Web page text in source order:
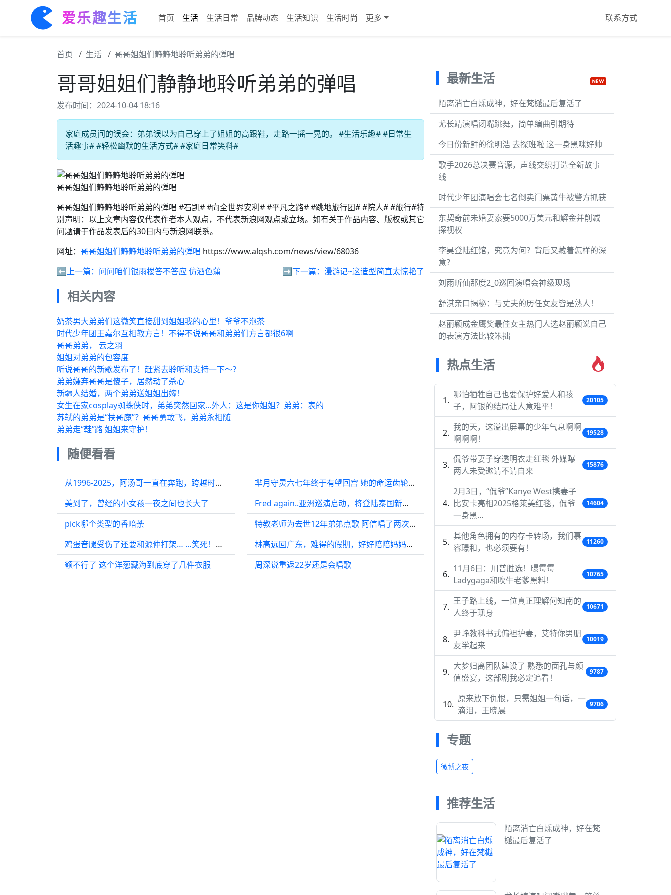
爱乐趣生活 首页 生活 生活日常 品牌动态 生活知识 生活时尚 更多 联系方式
首页 生活 哥哥姐姐们静静地聆听弟弟的弹唱
哥哥姐姐们静静地聆听弟弟的弹唱
发布时间：2024-10-04 18:16
家庭成员间的误会：弟弟误以为自己穿上了姐姐的高跟鞋，走路一摇一晃的。 #生活乐趣# #日常生
活趣事# #轻松幽默的生活方式# #家庭日常笑料#
哥哥姐姐们静静地聆听弟弟的弹唱
哥哥姐姐们静静地聆听弟弟的弹唱 #石凯# #向全世界安利# #平凡之路# #跳地旅行团# #院人# #旅行#特
别声明：以上文章内容仅代表作者本人观点，不代表新浪网观点或立场。如有关于作品内容、版权或其它
问题请于作品发表后的30日内与新浪网联系。
网址： 哥哥姐姐们静静地聆听弟弟的弹唱 https://www.alqsh.com/news/view/68036
⬅️上一篇： 问问咱们银雨楼答不答应 仿酒色蒲 ➡️下一篇： 漫游记~这造型简直太惊艳了
相关内容
奶茶男大弟弟们这微笑直接甜到姐姐我的心里！爷爷不泡茶
时代少年团王嘉尔互相教方言！不得不说哥哥和弟弟们方言都很6啊
哥哥弟弟， 云之羽
姐姐对弟弟的包容度
听说哥哥的新歌发布了！赶紧去聆听和支持一下～?
弟弟嫌弃哥哥是傻子，居然动了杀心
新疆人结婚，两个弟弟送姐姐出嫁！
女生在家cosplay蜘蛛侠时，弟弟突然回家…外人：这是你姐姐？弟弟：表的
苏轼的弟弟是“扶哥魔”？哥哥勇敢飞，弟弟永相随
弟弟走“鞋”路 姐姐来守护！
随便看看
从1996-2025，阿汤哥一直在奔跑，跨越时间与空间，他从未停止过前进的步伐！
美到了，曾经的小女孩一夜之间也长大了
pick哪个类型的香暗荼
鸡蛋音腿受伤了还要和源仲打架… …笑死！欠揍狐狸 ！
额不行了 这个洋葱藏海到底穿了几件衣服
芈月守灵六七年终于有望回宫 她的命运齿轮要开始转动了
Fred again..亚洲巡演启动，将登陆泰国新加坡韩国
特教老师为去世12年弟弟点歌 阿信唱了两次《Happy Birth Day》
林高远回广东，难得的假期，好好陪陪妈妈，也好好休息吧
周深说重返22岁还是会唱歌
最新生活
陌离消亡白烁成神，好在梵樾最后复活了
尤长靖演唱闭嘴跳舞，简单编曲引期待
今日份新鲜的徐明浩 去探班啦 这一身黑咪好帅
歌手2026总决赛音源，声线交织打造全新故事
线
时代少年团演唱会七名倒卖门票黄牛被警方抓获
东契奇前未婚妻索要5000万美元和解金并削减
探视权
李昊登陆红馆，究竟为何？背后又藏着怎样的深
意？
刘雨昕仙那度2_0巡回演唱会神级现场
舒淇亲口揭秘：与丈夫的历任女友皆是熟人！
赵丽颖成金鹰奖最佳女主热门人选赵丽颖说自己
的表演方法比较笨拙
热点生活
哪怕牺牲自己也要保护好爱人和孩
子，阿银的结局让人意难平！
20105
我的天，这溢出屏幕的少年气息啊啊
啊啊啊！
19528
侃爷带妻子穿透明衣走红毯 外媒曝
两人未受邀请不请自来
15876
2月3日，“侃爷”Kanye West携妻子
比安卡亮相2025格莱美红毯，侃爷
一身黑…
14604
其他角色拥有的内存卡转场，我们慕
容璟和，也必须要有！
11260
11月6日：川普胜选！曝霉霉
Ladygaga和吹牛老爹黑料！
10765
王子路上线，一位真正理解何知南的
人终于现身
10671
尹峥教科书式偏袒护妻，艾特你男朋
友学起来
10019
大梦归离团队建设了 熟悉的面孔与颜
值盛宴，这部剧我必定追看！
9787
原来放下仇恨，只需姐姐一句话，一
滴泪，王晓晨
9706
专题
微博之夜
推荐生活
陌离消亡白烁成神，好在梵
樾最后复活了